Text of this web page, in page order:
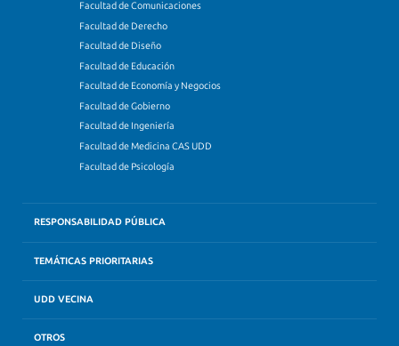
Facultad de Comunicaciones
Facultad de Derecho
Facultad de Diseño
Facultad de Educación
Facultad de Economía y Negocios
Facultad de Gobierno
Facultad de Ingeniería
Facultad de Medicina CAS UDD
Facultad de Psicología
RESPONSABILIDAD PÚBLICA
TEMÁTICAS PRIORITARIAS
UDD VECINA
OTROS